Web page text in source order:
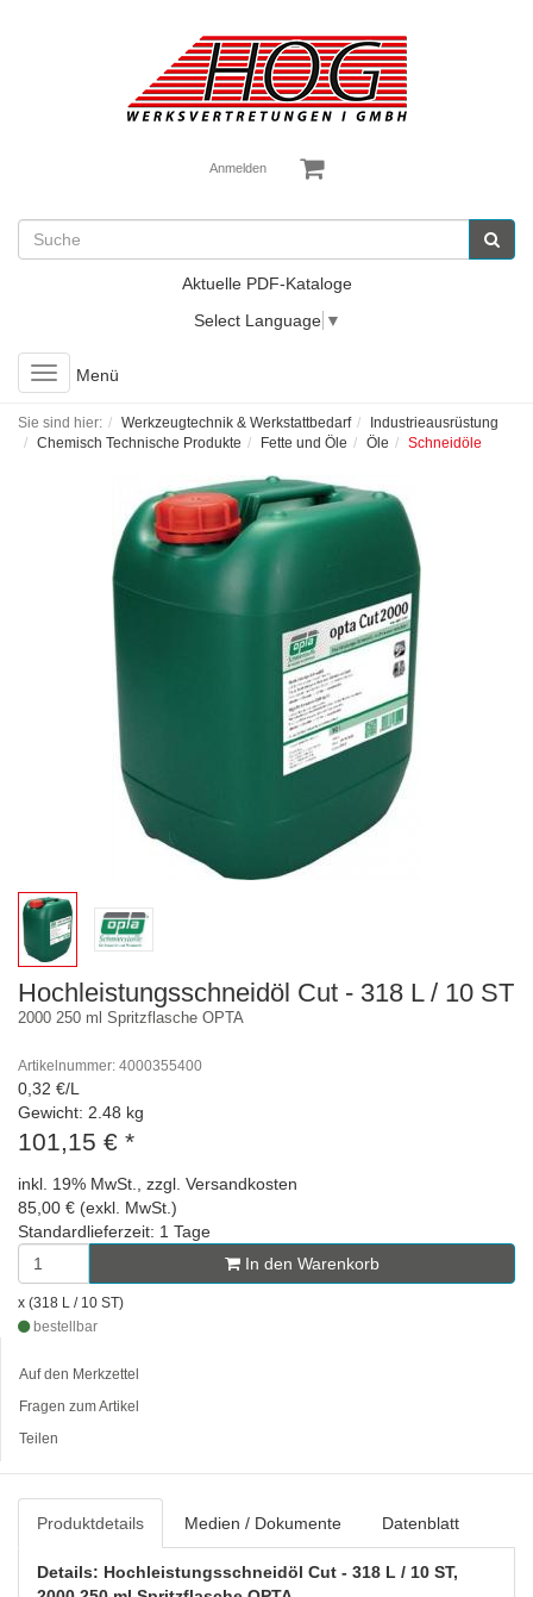
Anmelden
Aktuelle PDF-Kataloge
Select Language ▼
Toggle
navigation
Menü
Sie sind hier: Werkzeugtechnik & Werkstattbedarf
Industrieausrüstung
Chemisch Technische Produkte
Fette und Öle Öle Schneidöle
Hochleistungsschneidöl Cut - 318 L / 10 ST
2000 250 ml Spritzflasche OPTA
Artikelnummer: 4000355400
0,32 €/L
Gewicht: 2.48 kg
101,15 € *
inkl. 19% MwSt., zzgl. Versandkosten
85,00 € (exkl. MwSt.)
Standardlieferzeit: 1 Tage
In den Warenkorb
x (318 L / 10 ST)
bestellbar
Auf den Merkzettel
Fragen zum Artikel
Teilen
Produktdetails Medien / Dokumente Datenblatt
Details: Hochleistungsschneidöl Cut - 318 L / 10 ST,